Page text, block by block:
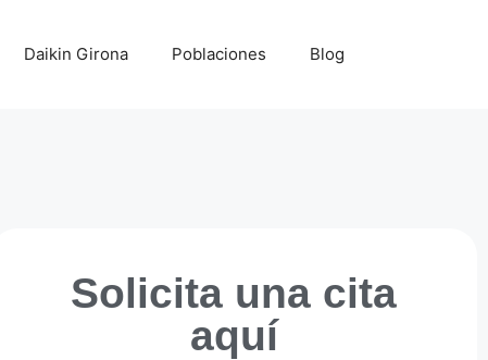
Daikin Girona Poblaciones Blog
Solicita una cita
aquí